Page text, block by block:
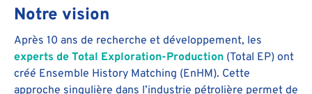
Notre vision
Après 10 ans de recherche et développement, les
experts de Total Exploration-Production (Total EP) ont
créé Ensemble History Matching (EnHM). Cette
approche singulière dans l’industrie pétrolière permet de